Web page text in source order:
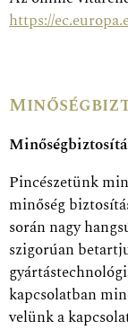
https://
Pincészetünk
minőség
során nagy
szigorúan
kapcsolatban
velünk a